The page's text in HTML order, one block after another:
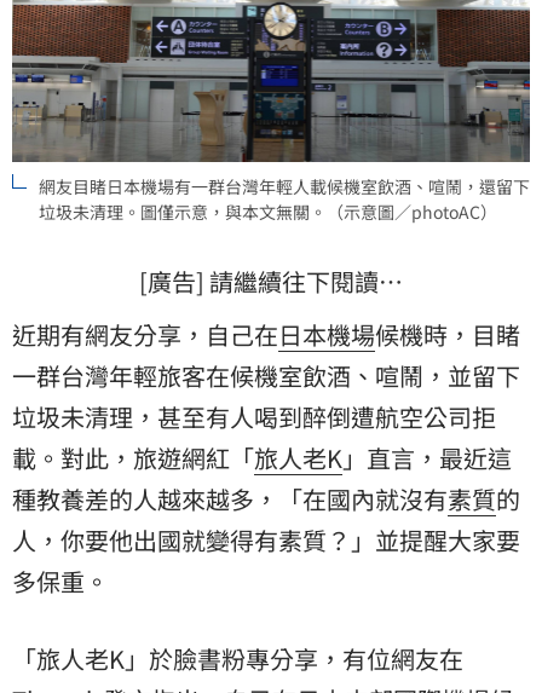
網友目睹日本機場有一群台灣年輕人載候機室飲酒、喧鬧，還留下
垃圾未清理。圖僅示意，與本文無關。（示意圖／photoAC）
[廣告] 請繼續往下閱讀…
近期有網友分享，自己在日本機場候機時，目睹
一群台灣年輕旅客在候機室飲酒、喧鬧，並留下
垃圾未清理，甚至有人喝到醉倒遭航空公司拒
載。對此，旅遊網紅「旅人老K 」直言，最近這
種教養差的人越來越多，「在國內就沒有素質的
人，你要他出國就變得有素質？」並提醒大家要
多保重。
「旅人老K」於臉書粉專分享，有位網友在